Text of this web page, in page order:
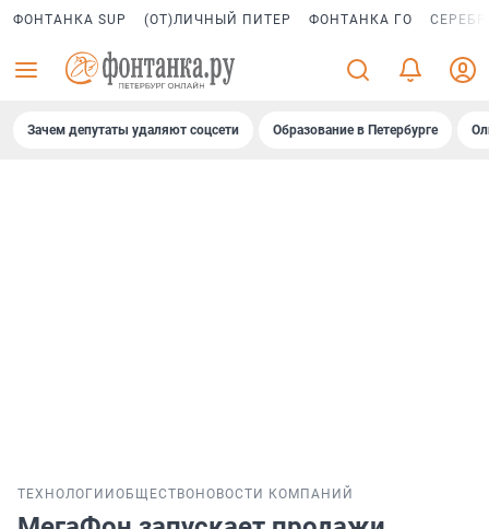
ФОНТАНКА SUP (ОТ)ЛИЧНЫЙ ПИТЕР ФОНТАНКА ГО
Зачем депутаты удаляют соцсети Образование в Петербурге
ТЕХНОЛОГИИ ОБЩЕСТВО НОВОСТИ КОМПАНИЙ